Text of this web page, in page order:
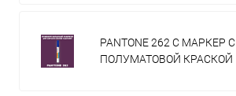
PANTONE 262 C МАРКЕР С
ПОЛУМАТОВОЙ КРАСКОЙ